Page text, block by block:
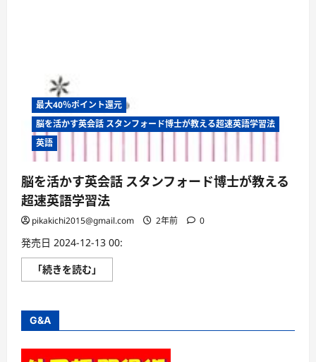
最大40％ポイント還元
脳を活かす英会話 スタンフォード博士が教える超速英語学習法
英語
脳を活かす英会話 スタンフォード博士が教える
超速英語学習法
pikakichi2015@gmail.com 2年前 0
発売日 2024-12-13 00:
「続きを読む」
を
会
ス
タ
G&A